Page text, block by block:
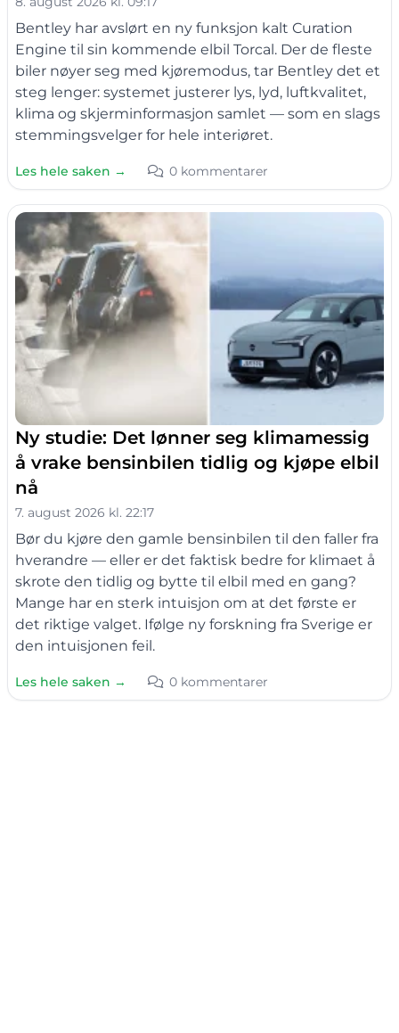
Bentley har avslørt en ny funksjon kalt Curation
Engine til sin kommende elbil Torcal. Der de fleste
biler nøyer seg med kjøremodus, tar Bentley det et
steg lenger: systemet justerer lys, lyd, luftkvalitet,
klima og skjerminformasjon samlet — som en slags
stemmingsvelger for hele interiøret.
Les hele saken → 0 kommentarer
Ny studie: Det lønner seg klimamessig
å vrake bensinbilen tidlig og kjøpe elbil
nå
7. august 2026 kl. 22:17
Bør du kjøre den gamle bensinbilen til den faller fra
hverandre — eller er det faktisk bedre for klimaet å
skrote den tidlig og bytte til elbil med en gang?
Mange har en sterk intuisjon om at det første er
det riktige valget. Ifølge ny forskning fra Sverige er
den intuisjonen feil.
Les hele saken → 0 kommentarer